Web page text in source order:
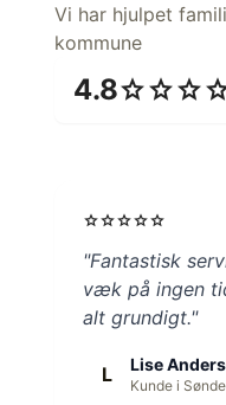
Vi har hjulpet
kommune
4.8starstarstar
starstarstarstarstar
"Fantastisk
væk på ingen
alt grundigt."
L Lise
Kunde i